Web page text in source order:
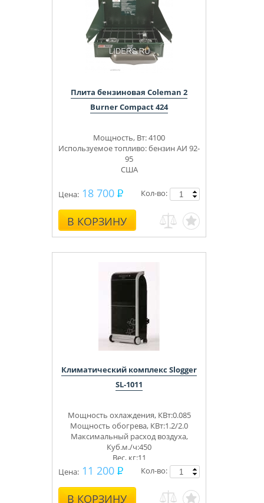
Плита бензиновая Coleman 2
Burner Compact 424
Мощность, Вт: 4100
Используемое топливо: бензин АИ 92-
95
США
Цена: 18 700
В КОРЗИНУ
Кол-во:
Климатический комплекс Slogger
SL-1011
Мощность охлаждения, КВт:0.085
Мощность обогрева, КВт:1.2/2.0
Максимальный расход воздуха,
Куб.м./ч:450
Вес, кг:11
Цена: 11 200
В КОРЗИНУ
Кол-во: